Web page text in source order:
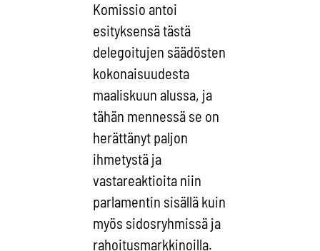
Komissio antoi
esityksensä tästä
delegoitujen säädösten
kokonaisuudesta
maaliskuun alussa, ja
tähän mennessä se on
herättänyt paljon
ihmetystä ja
vastareaktioita niin
parlamentin sisällä kuin
myös sidosryhmissä ja
rahoitusmarkkinoilla.